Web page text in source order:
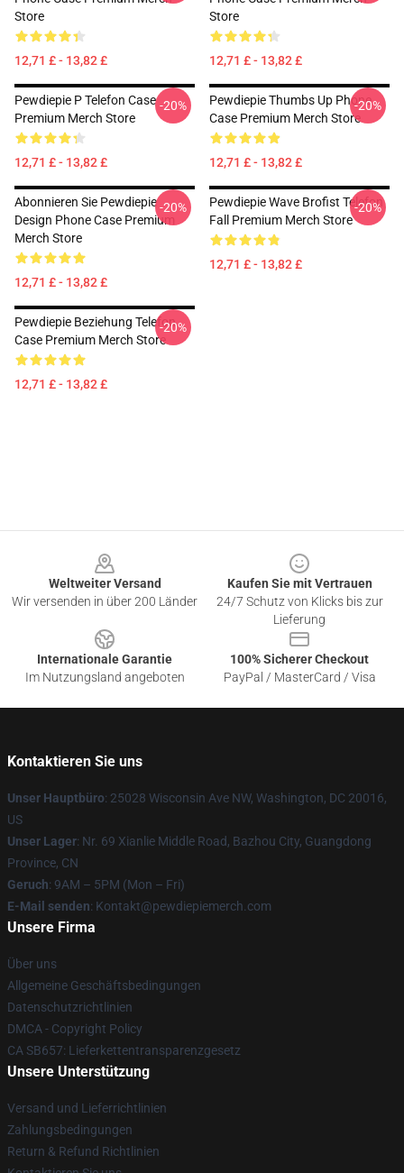
Store
12,71 £ - 13,82 £
Store
12,71 £ - 13,82 £
Pewdiepie P Telefon Case
Premium Merch Store
12,71 £ - 13,82 £
-20%
Pewdiepie Thumbs Up Phone
Case Premium Merch Store
12,71 £ - 13,82 £
-20%
Abonnieren Sie Pewdiepie
Design Phone Case Premium
Merch Store
12,71 £ - 13,82 £
-20%
Pewdiepie Wave Brofist Telefon
Fall Premium Merch Store
12,71 £ - 13,82 £
-20%
Pewdiepie Beziehung Telefon
Case Premium Merch Store
12,71 £ - 13,82 £
-20%
Weltweiter Versand
Wir versenden in über 200 Länder
Kaufen Sie mit Vertrauen
24/7 Schutz von Klicks bis zur
Lieferung
Internationale Garantie
Im Nutzungsland angeboten
100% Sicherer Checkout
PayPal / MasterCard / Visa
Kontaktieren Sie uns
Unser Hauptbüro: 25028 Wisconsin Ave NW, Washington, DC 20016,
US
Unser Lager: Nr. 69 Xianlie Middle Road, Bazhou City, Guangdong
Province, CN
Geruch: 9AM – 5PM (Mon – Fri)
E-Mail senden: Kontakt@pewdiepiemerch.com
Unsere Firma
Über uns
Allgemeine Geschäftsbedingungen
Datenschutzrichtlinien
DMCA - Copyright Policy
CA SB657: Lieferkettentransparenzgesetz
Unsere Unterstützung
Versand und Lieferrichtlinien
Zahlungsbedingungen
Return & Refund Richtlinien